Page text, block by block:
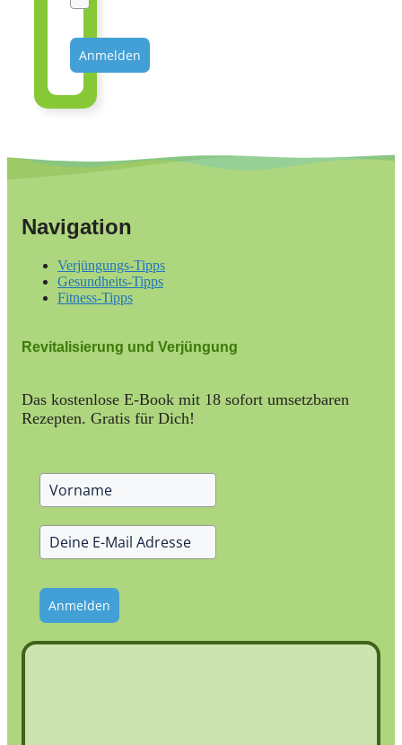
Anmelden
Navigation
Verjüngungs-Tipps
Gesundheits-Tipps
Fitness-Tipps
Revitalisierung und Verjüngung
Das kostenlose E-Book mit 18 sofort umsetzbaren
Rezepten. Gratis für Dich!
Anmelden